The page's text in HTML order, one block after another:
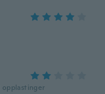
opplastinger